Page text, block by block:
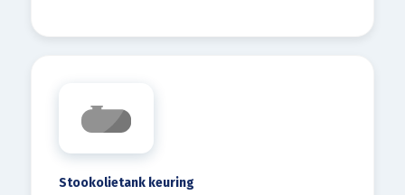
Stookolietank keuring